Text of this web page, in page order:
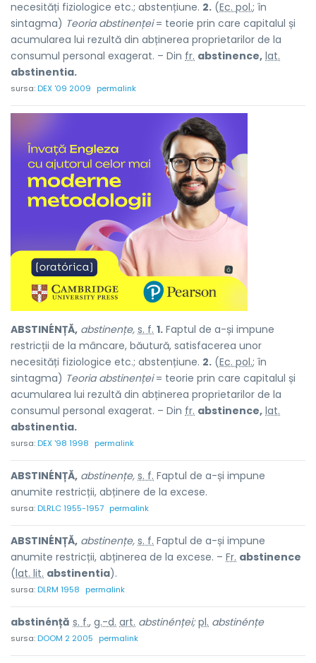
necesități fiziologice etc.; abstențiune. 2. (Ec. pol.; în
sintagma) Teoria abstinenței= teorie prin care capitalul și
acumularea lui rezultă din abținerea proprietarilor de la
consumul personal exagerat. – Din fr. abstinence, lat.
abstinentia.
sursa:DEX '09 2009 permalink
ABSTINÉNȚĂ, abstinențe, s. f. 1. Faptul de a-și impune
restricții de la mâncare, băutură, satisfacerea unor
necesități fiziologice etc.; abstențiune. 2. (Ec. pol.; în
sintagma) Teoria abstinenței= teorie prin care capitalul și
acumularea lui rezultă din abținerea proprietarilor de la
consumul personal exagerat. – Din fr. abstinence, lat.
abstinentia.
sursa:DEX '98 1998 permalink
ABSTINÉNȚĂ, abstinențe, s. f. Faptul de a-și impune
anumite restricții, abținere de la excese.
sursa:DLRLC 1955-1957 permalink
ABSTINÉNȚĂ, abstinențe, s. f. Faptul de a-și impune
anumite restricții, abținerea de la excese. – Fr. abstinence
(lat. lit. abstinentia).
sursa:DLRM 1958 permalink
abstinénță s. f., g.-d. art. abstinénței; pl. abstinénțe
sursa:DOOM 2 2005 permalink